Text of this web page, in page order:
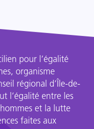
pour l’égalité
organisme
régional d’Île-de-
l’égalité entre les
et la lutte
faites aux